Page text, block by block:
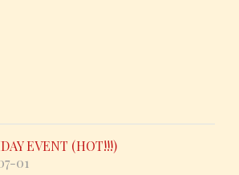
EVENT (HOT!!!)
01